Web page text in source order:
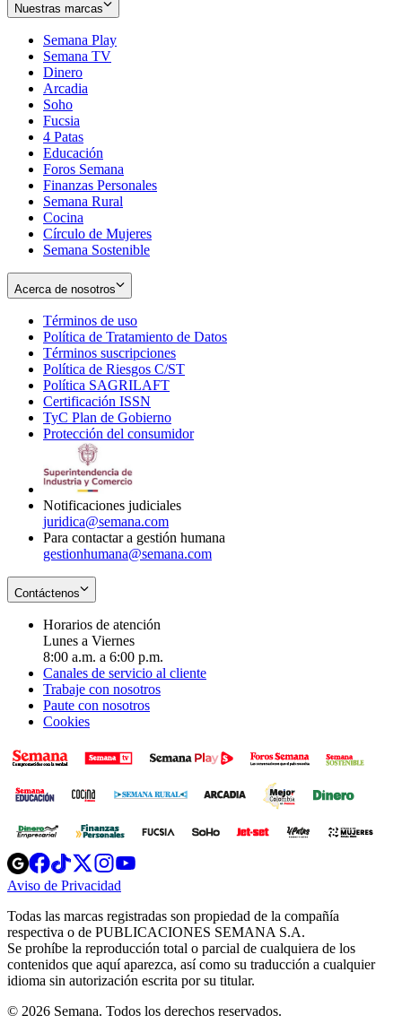
Nuestras marcas
Semana Play
Semana TV
Dinero
Arcadia
Soho
in
new
window
Fucsia
in
new
window
4 Patas
Educación
Foros Semana
Finanzas Personales
Semana Rural
Cocina
Círculo de Mujeres
Semana Sostenible
Acerca de nosotros
Términos de uso
in
new
window
Política de Tratamiento de Datos
Términos suscripciones
in
Política de Riesgos C/ST
Política SAGRILAFT
new
window
Certificación ISSN
in
new
TyC Plan de Gobierno
in
Protección del consumidorOpens
Notificaciones judiciales
juridica@semana.com
Para contactar a gestión humana
gestionhumana@semana.com
Contáctenos
Horarios de atención
Lunes a Viernes
8:00 a.m. a 6:00 p.m.
Canales de servicio al cliente
Trabaje con nosotros
Paute con nosotros
Cookies
Opens
in
new
Opens
in
new
Opens
in
new
window
Opens
new
windowwindow
Aviso de Privacidad
new
window
Todas las marcas registradas son propiedad de la compañía
respectiva o de PUBLICACIONES SEMANA S.A.
Se prohíbe la reproducción total o parcial de cualquiera de los
contenidos que aquí aparezca, así como su traducción a cualquier
idioma sin autorización escrita por su titular.
© 2026 Semana. Todos los derechos reservados.